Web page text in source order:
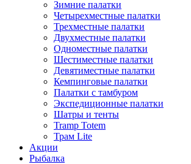
Зимние палатки
Четырехместные палатки
Трехместные палатки
Двухместные палатки
Одноместные палатки
Шестиместные палатки
Девятиместные палатки
Кемпинговые палатки
Палатки с тамбуром
Экспедиционные палатки
Шатры и тенты
Tramp Totem
Трам Lite
Акции
Рыбалка